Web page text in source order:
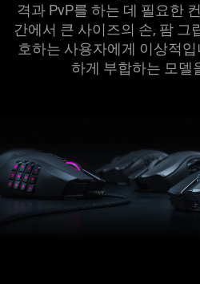
Razer
격과 PvP를 하는 데 필요한
간에서 큰 사이즈의 손, 팜 그
호하는 사용자에게 이상적
하게 부합하는 모델